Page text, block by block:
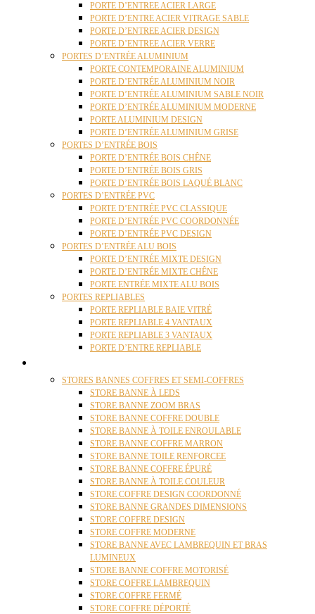
PORTE D’ENTREE ACIER LARGE
PORTE D’ENTRE ACIER VITRAGE SABLE
PORTE D’ENTREE ACIER DESIGN
PORTE D’ENTREE ACIER VERRE
PORTES D’ENTRÉE ALUMINIUM
PORTE CONTEMPORAINE ALUMINIUM
PORTE D’ENTRÉE ALUMINIUM NOIR
PORTE D’ENTRÉE ALUMINIUM SABLE NOIR
PORTE D’ENTRÉE ALUMINIUM MODERNE
PORTE ALUMINIUM DESIGN
PORTE D’ENTRÉE ALUMINIUM GRISE
PORTES D’ENTRÉE BOIS
PORTE D’ENTRÉE BOIS CHÊNE
PORTE D’ENTRÉE BOIS GRIS
PORTE D’ENTRÉE BOIS LAQUÉ BLANC
PORTES D’ENTRÉE PVC
PORTE D’ENTRÉE PVC CLASSIQUE
PORTE D’ENTRÉE PVC COORDONNÉE
PORTE D’ENTRÉE PVC DESIGN
PORTES D’ENTRÉE ALU BOIS
PORTE D’ENTRÉE MIXTE DESIGN
PORTE D’ENTRÉE MIXTE CHÊNE
PORTE ENTRÉE MIXTE ALU BOIS
PORTES REPLIABLES
PORTE REPLIABLE BAIE VITRÉ
PORTE REPLIABLE 4 VANTAUX
PORTE REPLIABLE 3 VANTAUX
PORTE D’ENTRE REPLIABLE
STORES BANNES COFFRES ET SEMI-COFFRES
STORE BANNE À LEDS
STORE BANNE ZOOM BRAS
STORE BANNE COFFRE DOUBLE
STORE BANNE À TOILE ENROULABLE
STORE BANNE COFFRE MARRON
STORE BANNE TOILE RENFORCEE
STORE BANNE COFFRE ÉPURÉ
STORE BANNE À TOILE COULEUR
STORE COFFRE DESIGN COORDONNÉ
STORE BANNE GRANDES DIMENSIONS
STORE COFFRE DESIGN
STORE COFFRE MODERNE
STORE BANNE AVEC LAMBREQUIN ET BRAS
LUMINEUX
STORE BANNE COFFRE MOTORISÉ
STORE COFFRE LAMBREQUIN
STORE COFFRE FERMÉ
STORE COFFRE DÉPORTÉ